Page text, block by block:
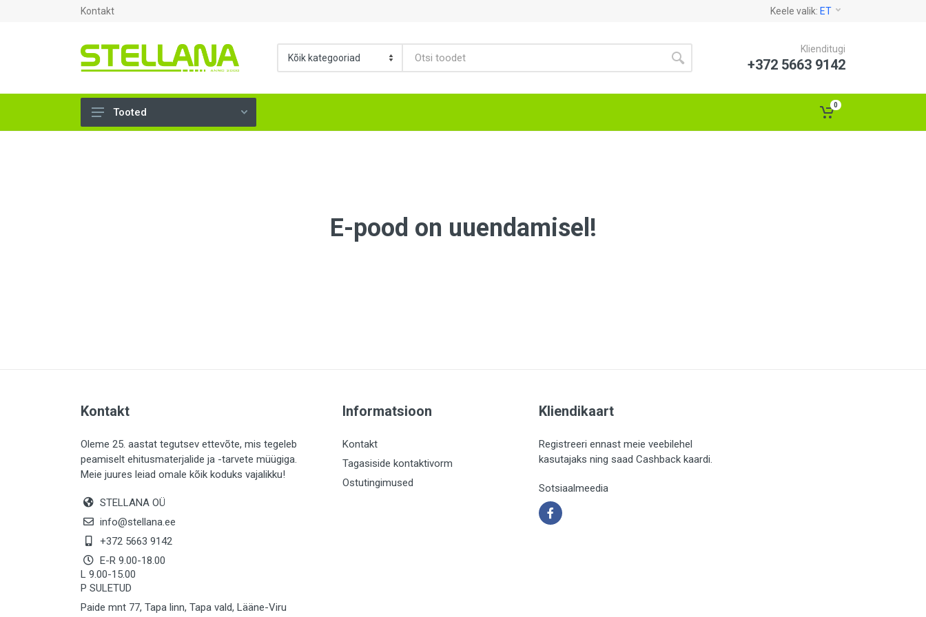
Kontakt Keele valik: ET
Klienditugi
+372 5663 9142
LIISTUD (183)
KIVID (31)
KATTED (133)
MAALRITARBED (1029)
SOOJUSTUS (15)
KEEMIA (222)
TÖÖRIIDED (117)
SAUN (8)
Tooted
0
E-pood on uuendamisel!
Kontakt
Oleme 25. aastat tegutsev ettevõte, mis tegeleb
peamiselt ehitusmaterjalide ja -tarvete müügiga.
Meie juures leiad omale kõik koduks vajalikku!
STELLANA OÜ
info@stellana.ee
+372 5663 9142
E-R 9.00-18.00
L 9.00-15.00
P SULETUD
Paide mnt 77, Tapa linn, Tapa vald, Lääne-Viru
Informatsioon
Kontakt
Tagasiside kontaktivorm
Ostutingimused
Kliendikaart
Registreeri ennast meie veebilehel
kasutajaks ning saad Cashback kaardi.
Sotsiaalmeedia